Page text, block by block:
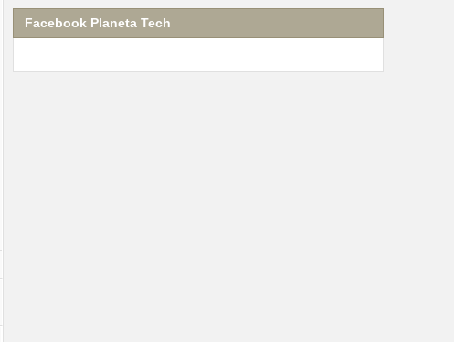
Facebook Planeta Tech